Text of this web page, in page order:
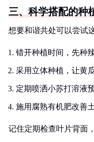
三、科学搭配的种
想要和谐共处可以尝试
错开种植时间，先种
采用立体种植，让黄
定期喷洒小苏打溶液
施用腐熟有机肥改善
记住定期检查叶片背面